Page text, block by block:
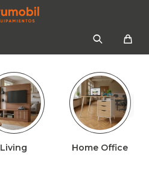
Living Home Office